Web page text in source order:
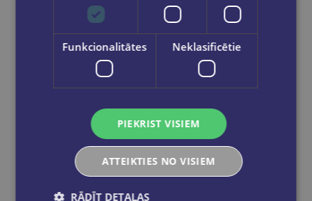
Šķēres bērniem 13 cm, Paw
Ielikt grozā
Funkcionalitātes Neklasificētie
PIEKRIST VISIEM
ATTEIKTIES NO VISIEM
RĀDĪT DETAĻAS